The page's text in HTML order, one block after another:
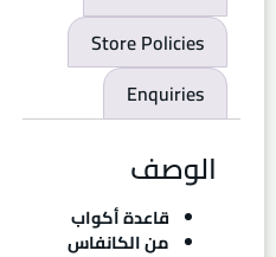
Store Policies
Enquiries
الوصف
قاعدة أكواب
من الكانفاس